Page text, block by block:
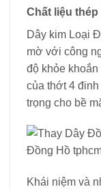
Chất liệu
Dây kim Loại
mờ với công
độ khỏe
của thớt 4
trọng cho bề
Khái niệm và